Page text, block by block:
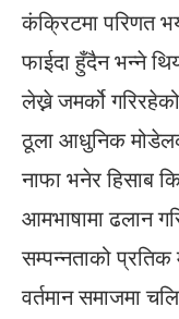
कंक्रिटमा परिणत
फाईदा हुँदैन भन्ने
लेख्ने जमर्को
ठूला आधुनिक
नाफा भनेर हिसाब
आमभाषामा ढलान
सम्पन्नताको
वर्तमान समाजमा